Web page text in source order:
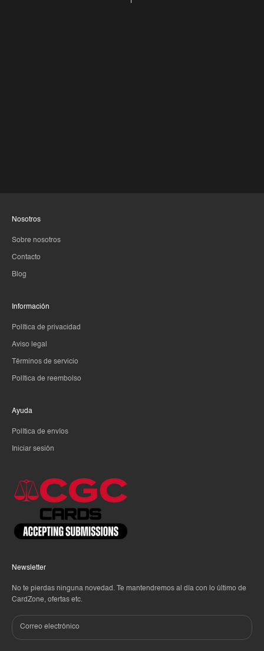
Nosotros
Sobre nosotros
Contacto
Blog
Información
Política de privacidad
Aviso legal
Términos de servicio
Política de reembolso
Ayuda
Política de envíos
Iniciar sesión
Newsletter
No te pierdas ninguna novedad. Te mantendremos al día con lo último de
CardZone, ofertas etc.